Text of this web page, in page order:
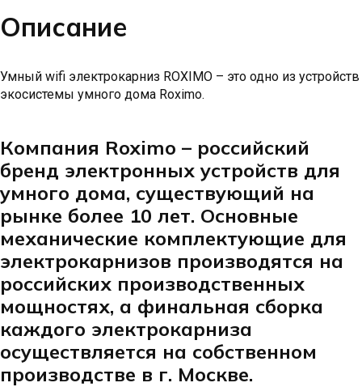
Описание
Умный wifi электрокарниз ROXIMO – это одно из устройств
экосистемы умного дома Roximo.
Компания Roximo – российский
бренд электронных устройств для
умного дома, существующий на
рынке более 10 лет. Основные
механические комплектующие для
электрокарнизов производятся на
российских производственных
мощностях, а финальная сборка
каждого электрокарниза
осуществляется на собственном
производстве в г. Москве.